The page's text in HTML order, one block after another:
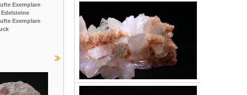
Exemplare
Exemplare